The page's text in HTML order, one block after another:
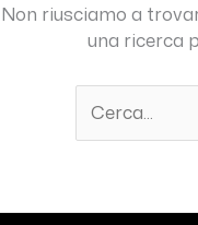
Non riusciamo a
una ricerca